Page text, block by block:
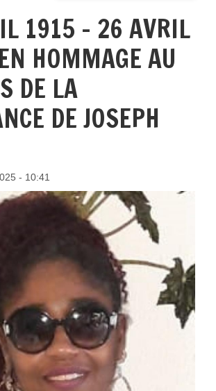
1915 – 26 AVRIL
HOMMAGE AU
DE LA
DE JOSEPH
- 10:41